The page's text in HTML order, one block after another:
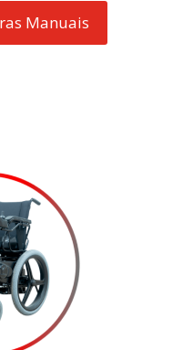
Manuais